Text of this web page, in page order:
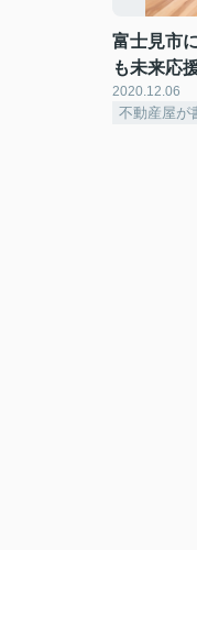
富士見市
も未来応
2020.12.06
不動産屋が